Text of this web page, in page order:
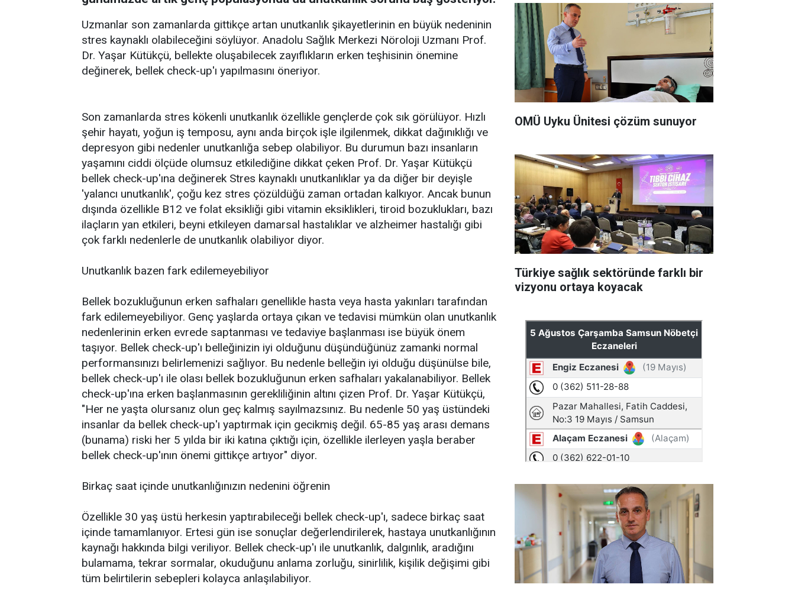
Uzmanlar son zamanlarda gittikçe artan unutkanlık şikayetlerinin en büyük nedeninin
stres kaynaklı olabileceğini söylüyor. Anadolu Sağlık Merkezi Nöroloji Uzmanı Prof.
Dr. Yaşar Kütükçü, bellekte oluşabilecek zayıflıkların erken teşhisinin önemine
değinerek, bellek check-up'ı yapılmasını öneriyor.
Son zamanlarda stres kökenli unutkanlık özellikle gençlerde çok sık görülüyor. Hızlı
şehir hayatı, yoğun iş temposu, aynı anda birçok işle ilgilenmek, dikkat dağınıklığı ve
depresyon gibi nedenler unutkanlığa sebep olabiliyor. Bu durumun bazı insanların
yaşamını ciddi ölçüde olumsuz etkilediğine dikkat çeken Prof. Dr. Yaşar Kütükçü
bellek check-up'ına değinerek Stres kaynaklı unutkanlıklar ya da diğer bir deyişle
'yalancı unutkanlık', çoğu kez stres çözüldüğü zaman ortadan kalkıyor. Ancak bunun
dışında özellikle B12 ve folat eksikliği gibi vitamin eksiklikleri, tiroid bozuklukları, bazı
ilaçların yan etkileri, beyni etkileyen damarsal hastalıklar ve alzheimer hastalığı gibi
çok farklı nedenlerle de unutkanlık olabiliyor diyor.
Unutkanlık bazen fark edilemeyebiliyor
Bellek bozukluğunun erken safhaları genellikle hasta veya hasta yakınları tarafından
fark edilemeyebiliyor. Genç yaşlarda ortaya çıkan ve tedavisi mümkün olan unutkanlık
nedenlerinin erken evrede saptanması ve tedaviye başlanması ise büyük önem
taşıyor. Bellek check-up'ı belleğinizin iyi olduğunu düşündüğünüz zamanki normal
performansınızı belirlemenizi sağlıyor. Bu nedenle belleğin iyi olduğu düşünülse bile,
bellek check-up'ı ile olası bellek bozukluğunun erken safhaları yakalanabiliyor. Bellek
check-up'ına erken başlanmasının gerekliliğinin altını çizen Prof. Dr. Yaşar Kütükçü,
"Her ne yaşta olursanız olun geç kalmış sayılmazsınız. Bu nedenle 50 yaş üstündeki
insanlar da bellek check-up'ı yaptırmak için gecikmiş değil. 65-85 yaş arası demans
(bunama) riski her 5 yılda bir iki katına çıktığı için, özellikle ilerleyen yaşla beraber
bellek check-up'ının önemi gittikçe artıyor" diyor.
Birkaç saat içinde unutkanlığınızın nedenini öğrenin
Özellikle 30 yaş üstü herkesin yaptırabileceği bellek check-up'ı, sadece birkaç saat
içinde tamamlanıyor. Ertesi gün ise sonuçlar değerlendirilerek, hastaya unutkanlığının
kaynağı hakkında bilgi veriliyor. Bellek check-up'ı ile unutkanlık, dalgınlık, aradığını
bulamama, tekrar sormalar, okuduğunu anlama zorluğu, sinirlilik, kişilik değişimi gibi
tüm belirtilerin sebepleri kolayca anlaşılabiliyor.
OMÜ Uyku Ünitesi çözüm sunuyor
Türkiye sağlık sektöründe farklı bir
vizyonu ortaya koyacak